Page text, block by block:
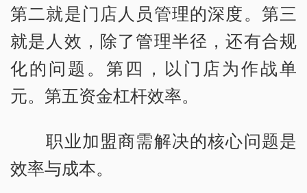
第二就是门店人员管理的深度。第三
就是人效，除了管理半径，还有合规
化的问题。第四，以门店为作战单
元。第五资金杠杆效率。
职业加盟商需解决的核心问题是
效率与成本。